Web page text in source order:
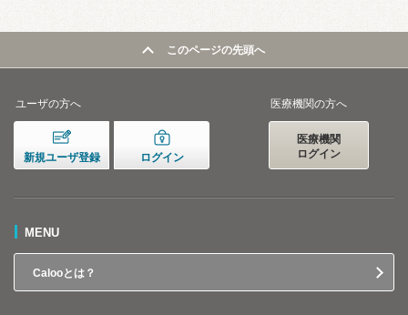
このページの先頭へ
ユーザの方へ
新規ユーザ登録 ログイン
医療機関の方へ
医療機関
ログイン
MENU
Calooとは？